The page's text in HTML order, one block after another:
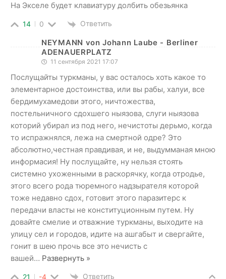
На Экселе будет клавиатуру долбить обезьянка
14 0 Ответить
NEYMANN von Johann Laube - Berliner
ADENAUERPLATZ
11 сентября 2021 17:07
Послущайты туркманы, у вас осталось хоть какое то
элементарное достоинства, или вы рабы, халуи, все
бердимухамедови этого, ничтожества,
постельничного сдохшего ныязова, слуги ныязова
которий убирал из под него, нечистоты дерьмо, когда
то испражнялся, лежа на смертной одре? Это
абсолютно,честная правдивая, и не, выдумманая мною
информасия! Ну послущайте, ну нельзя стоять
системно ухоженными в раскорячку, когда отродье,
этого всего рода тюремного надзырателя которой
тоже недавно сдох, готовит этого паразитерс к
передачи власты не конституционным путем. Ну
довайте смелие и отважние туркманы, выходите на
улицу сел и городов, идите на ашгабыт и свергайте,
гонит в шею прочь все это нечисть с
вашей… Развернуть »
21 -4 Ответить